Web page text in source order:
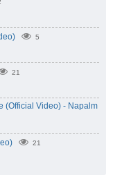
5
21
(Official Video) - Napalm
21